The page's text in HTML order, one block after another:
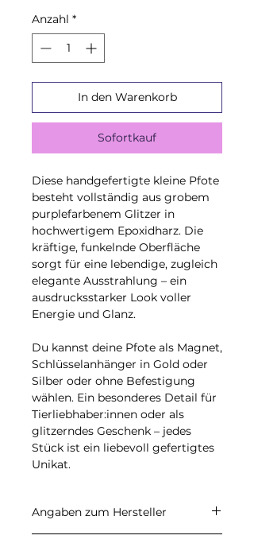
Anzahl *
In den Warenkorb
Sofortkauf
Diese handgefertigte kleine Pfote
besteht vollständig aus grobem
purplefarbenem Glitzer in
hochwertigem Epoxidharz. Die
kräftige, funkelnde Oberfläche
sorgt für eine lebendige, zugleich
elegante Ausstrahlung – ein
ausdrucksstarker Look voller
Energie und Glanz.
Du kannst deine Pfote als Magnet,
Schlüsselanhänger in Gold oder
Silber oder ohne Befestigung
wählen. Ein besonderes Detail für
Tierliebhaber:innen oder als
glitzerndes Geschenk – jedes
Stück ist ein liebevoll gefertigtes
Unikat.
Angaben zum Hersteller